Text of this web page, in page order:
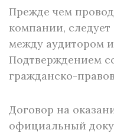
Прежде чем
компании,
между аудитором
Подтверждением
гражданско-
Договор на
официальный